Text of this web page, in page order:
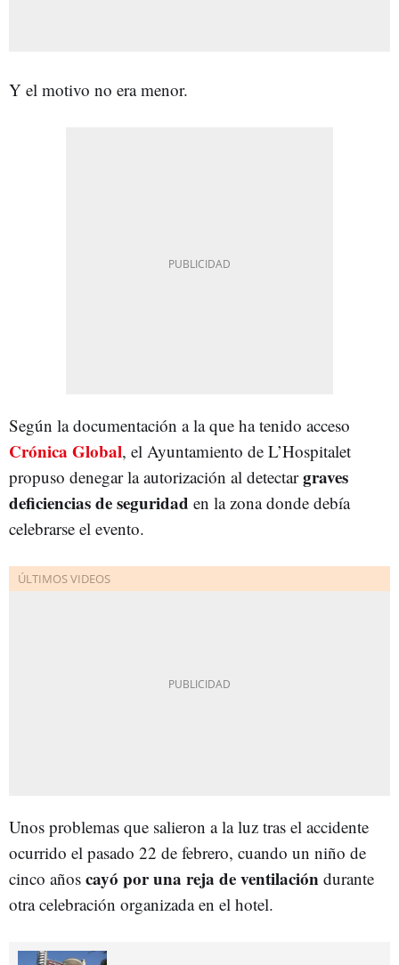
Y el motivo no era menor.
Según la documentación a la que ha tenido acceso
Crónica Global, el Ayuntamiento de L’Hospitalet
propuso denegar la autorización al detectargraves
deficiencias de seguridad en la zona donde debía
celebrarse el evento.
Unos problemas que salieron a la luz tras el accidente
ocurrido el pasado 22 de febrero, cuando un niño de
cinco años cayó por una reja de ventilación durante
otra celebración organizada en el hotel.